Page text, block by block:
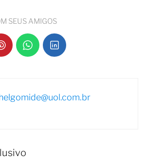
SEUS AMIGOS